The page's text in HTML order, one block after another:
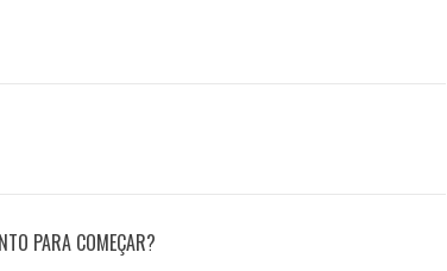
PARA COMEÇAR?